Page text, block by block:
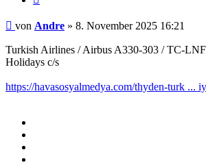
Beitrag
von Andre » 8. November 2025 16:21
Turkish Airlines / Airbus A330-303 / TC-
Holidays c/s
https://havasosyalmedya.com/thyden-turk ...